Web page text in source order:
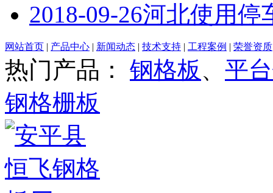
2018-09-26河北使用停
网站首页 | 产品中心 | 新闻动态 | 技术支持 | 工程案例 | 荣誉资质
热门产品： 钢格板 、 平
钢格栅板